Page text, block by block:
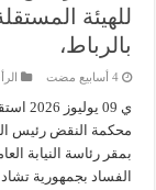
للهيئة
بالرباط،
‏4 أسابيع مضت
ي 09
بمقر رئاسة النيابة